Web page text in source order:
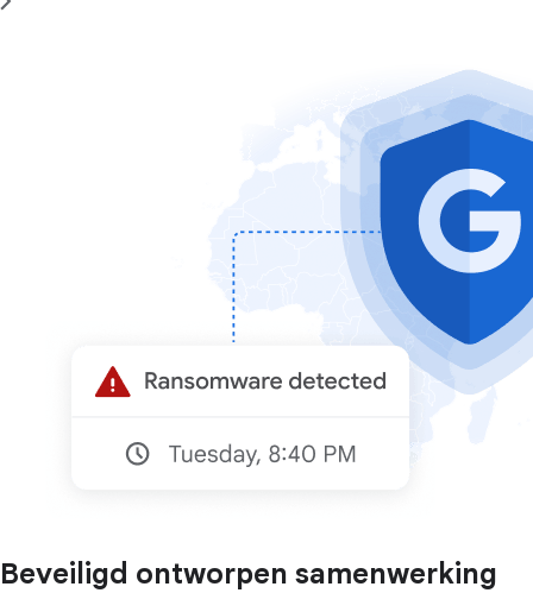
Beveiligd ontworpen samenwerking